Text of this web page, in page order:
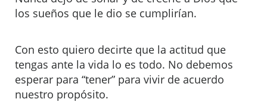
los sueños que le dio se cumplirían.
Con esto quiero decirte que la actitud que
tengas ante la vida lo es todo. No debemos
esperar para “tener” para vivir de acuerdo
nuestro propósito.